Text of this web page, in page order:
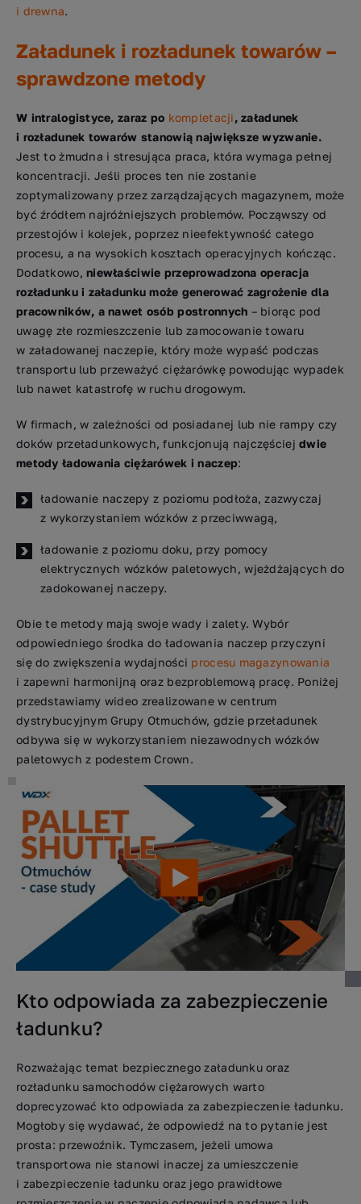
i drewna.
Załadunek i rozładunek towarów –
sprawdzone metody
W intralogistyce, zaraz po kompletacji, załadunek
i rozładunek towarów stanowią największe wyzwanie.
Jest to żmudna i stresująca praca, która wymaga pełnej
koncentracji. Jeśli proces ten nie zostanie
zoptymalizowany przez zarządzających magazynem, może
być źródłem najróżniejszych problemów. Począwszy od
przestojów i kolejek, poprzez nieefektywność całego
procesu, a na wysokich kosztach operacyjnych kończąc.
Dodatkowo,niewłaściwie przeprowadzona operacja
rozładunku i załadunku może generować zagrożenie dla
pracowników, a nawet osób postronnych – biorąc pod
uwagę złe rozmieszczenie lub zamocowanie towaru
w załadowanej naczepie, który może wypaść podczas
transportu lub przeważyć ciężarówkę powodując wypadek
lub nawet katastrofę w ruchu drogowym.
W firmach, w zależności od posiadanej lub nie rampy czy
doków przeładunkowych, funkcjonują najczęściejdwie
metody ładowania ciężarówek i naczep:
ładowanie naczepy z poziomu podłoża, zazwyczaj
z wykorzystaniem wózków z przeciwwagą,
ładowanie z poziomu doku, przy pomocy
elektrycznych wózków paletowych, wjeżdżających do
zadokowanej naczepy.
Obie te metody mają swoje wady i zalety. Wybór
odpowiedniego środka do ładowania naczep przyczyni
się do zwiększenia wydajności procesu magazynowania
i zapewni harmonijną oraz bezproblemową pracę. Poniżej
przedstawiamy wideo zrealizowane w centrum
dystrybucyjnym Grupy Otmuchów, gdzie przeładunek
odbywa się w wykorzystaniem niezawodnych wózków
paletowych z podestem Crown.
Kto odpowiada za zabezpieczenie
ładunku?
Rozważając temat bezpiecznego załadunku oraz
rozładunku samochodów ciężarowych warto
doprecyzować kto odpowiada za zabezpieczenie ładunku.
Mogłoby się wydawać, że odpowiedź na to pytanie jest
prosta: przewoźnik. Tymczasem, jeżeli umowa
transportowa nie stanowi inaczej za umieszczenie
i zabezpieczenie ładunku oraz jego prawidłowe